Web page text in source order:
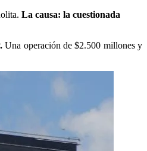
La causa: la cuestionada
Una operación de $2.500 millones y